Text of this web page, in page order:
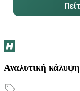
Αναλυτική κάλυψη